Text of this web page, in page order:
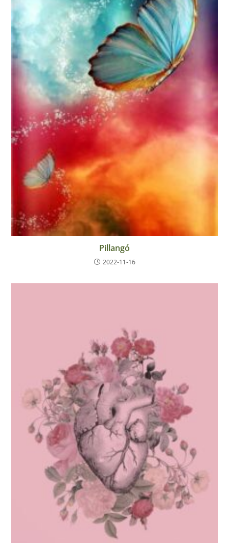
Pillangó
2022-11-16